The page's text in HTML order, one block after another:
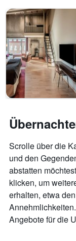
Scrolle über die
und den
abstatten
klicken, um
erhalten, etwa
Angebote für die